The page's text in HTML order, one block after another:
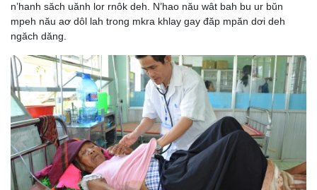
n’hanh săch uănh lor rnôk deh. N’hao nău wât bah bu ur bŭn
mpeh nău aơ dôl lah trong mkra khlay gay đăp mpăn dơi deh
ngăch dăng.